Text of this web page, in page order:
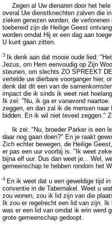
Zegen al Uw dienaren door het hele
overal Uw dienstknechten zalven die
zieken genezen worden, de
toebereid zijn de Heilige Geest
worden omdat Hij er een dag aan
U kunt gaan zitten.
3
Ik denk aan dat mooie oude lied:
Jezus, om Hem eenvoudig op Zijn
steunen, om slechts ZO SPREEKT
vertelde uw dierbare voorganger hier,
denk dat dit een van de
impact die ik sinds ik weet niet
Ik zei: "Nu, ik ga er vanavond
zeggen, en dan zal ik de mensen naar
bidden. En ik wil niet teveel zeggen."
Ik zei: "Nu, broeder Parker is een
daar nog gaan doen?" En je raakt
Zich echter bewegen, de Heilige
er pas een uur voorbij is. "Ik weet
bijna elf uur. Dus dan weet je... Wel,
gemeenschap te hebben rondom het
4 En ik weet dat u een geweldige tijd
conventie in de Tabernakel. Weet u
zou wonen, zou ik lid zijn van die
Ik zou er regelrecht een lid van zijn.
was er een lid van omdat ik erin werd
grote gemeenschap gedoopt.